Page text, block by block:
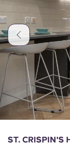
ST. CRISPIN'S